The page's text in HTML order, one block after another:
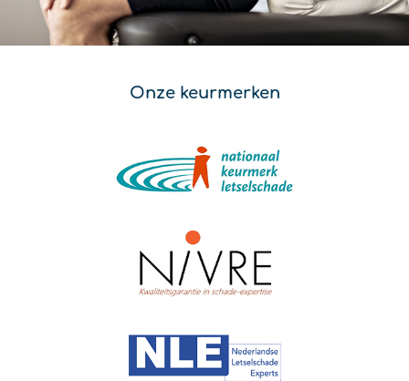
Onze keurmerken